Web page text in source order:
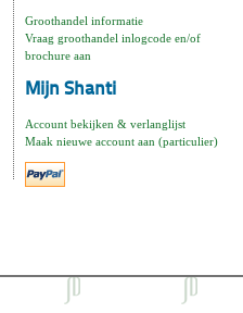
Groothandel informatie
Vraag groothandel inlogcode en/of
brochure aan
Mijn Shanti
Account bekijken & verlanglijst
Maak nieuwe account aan (particulier)